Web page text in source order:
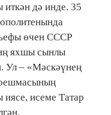
иткән дә инде. 35
өчен СССР
яхшы сынлы
Ул – «Мәскәүнең
исеме Татар